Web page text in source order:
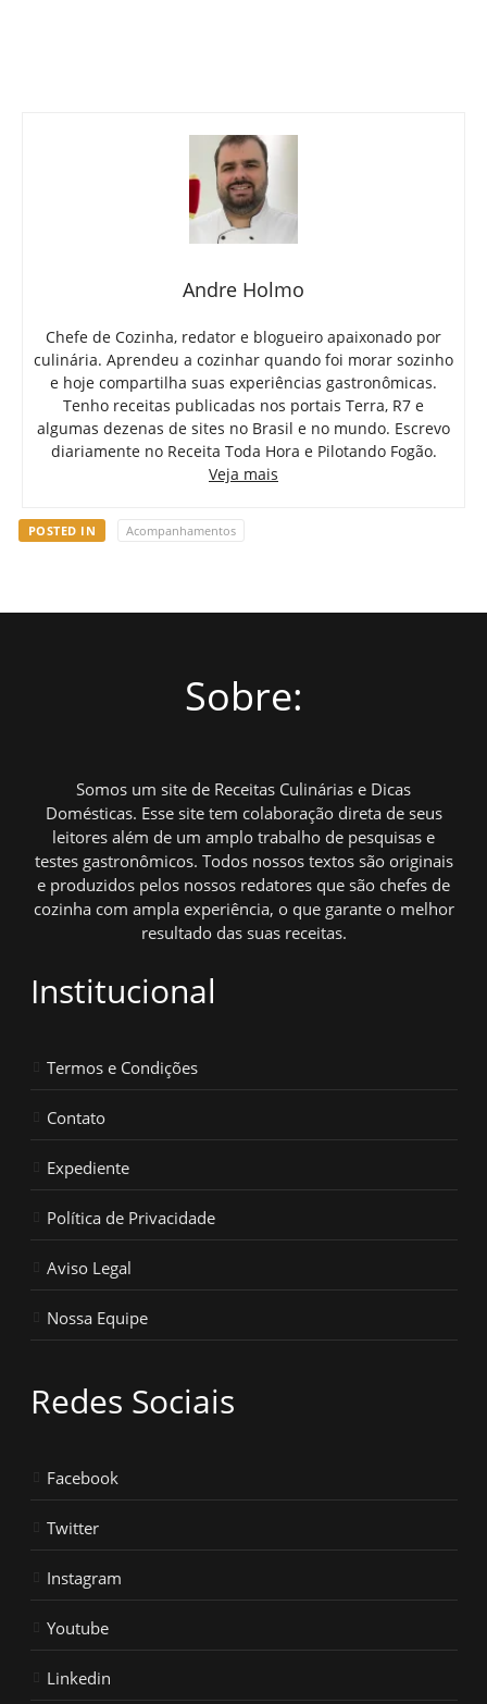
Andre Holmo
Chefe de Cozinha, redator e blogueiro apaixonado por
culinária. Aprendeu a cozinhar quando foi morar sozinho
e hoje compartilha suas experiências gastronômicas.
Tenho receitas publicadas nos portais Terra, R7 e
algumas dezenas de sites no Brasil e no mundo. Escrevo
diariamente no Receita Toda Hora e Pilotando Fogão.
Veja mais
POSTED IN Acompanhamentos
Sobre:
Somos um site de Receitas Culinárias e Dicas
Domésticas. Esse site tem colaboração direta de seus
leitores além de um amplo trabalho de pesquisas e
testes gastronômicos. Todos nossos textos são originais
e produzidos pelos nossos redatores que são chefes de
cozinha com ampla experiência, o que garante o melhor
resultado das suas receitas.
Institucional
Termos e Condições
Contato
Expediente
Política de Privacidade
Aviso Legal
Nossa Equipe
Redes Sociais
Facebook
Twitter
Instagram
Youtube
Linkedin